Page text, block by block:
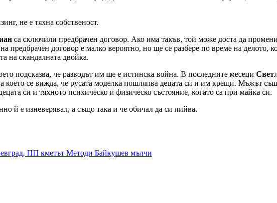
не e тяхна собственост.
са сключили предбрачен договор. Ако има такъв, той може доста да
предбрачен договор е малко вероятно, но ще се разбере по време на делото,
на скандалната двойка.
подсказва, че разводът им ще е истинска война. В последните месеци
се вижда, че русата моделка пошляпва децата си и им крещи. Мъжът
си и тяхното психическо и физическо състояние, когато са при майка си.
й е изневерявал, а също така и че обичал да си пийва.
ПП кметът Методи Байкушев мълчи